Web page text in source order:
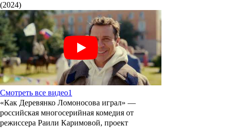
(2024)
Смотреть все видео1
«Как Деревянко Ломоносова играл» —
российская многосерийная комедия от
режиссера Раили Каримовой, проект